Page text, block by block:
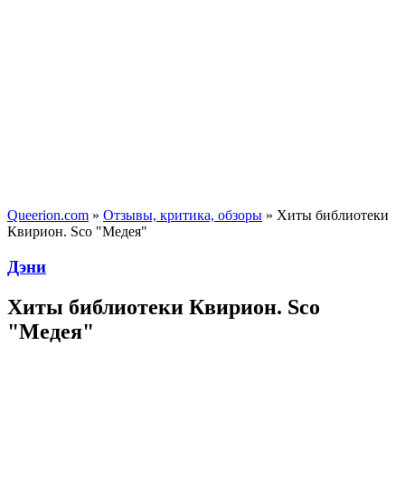
Queerion.com » Отзывы, критика, обзоры » Хиты библиотеки
Квирион. Sco "Медея"
Дэни
Хиты библиотеки Квирион. Sco
"Медея"